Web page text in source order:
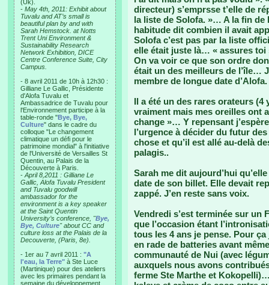
(Uk).
- May 4th, 2011: Exhibit about
Tuvalu and AT’s small is
beautiful plan by and with
Sarah Hemstock. at Notts
Trent Uni Environment &
Sustainability Research
Network Exhibition, DICE
Centre Conference Suite, City
Campus.
- 8 avril 2011 de 10h à 12h30 :
Gilliane Le Gallic, Présidente
d'Alofa Tuvalu et
Ambassadrice de Tuvalu pour
l'Environnement participe à la
table-ronde "Bye, Bye,
Culture" dans le cadre du
colloque "Le changement
climatique un défi pour le
patrimoine mondial" à l'initiative
de l'Université de Versailles St
Quentin, au Palais de la
Découverte à Paris.
- April 8,2011 : Gilliane Le
Gallic, Alofa Tuvalu President
and Tuvalu goodwill
ambassador for the
environment is a key speaker
at the Saint Quentin
University’s conference, "Bye,
Bye, Culture" about CC and
culture loss at the Palais de la
Decouverte, (Paris, 8e).
- 1er au 7 avril 2011 : "A
l'eau, la Terre" à Ste Luce
(Martinique) pour des ateliers
avec les primaires pendant la
semaine du développement
directeur) s’emprsse t’elle de
la liste de Solofa. »… A la fin de
habitude dit combien il avait
Solofa c’est pas par la liste
elle était juste là… « assures
On va voir ce que son ordre
était un des meilleurs de l’île…
membre de longue date d’Alofa.
Il a été un des rares orateurs
vraiment mais mes oreilles ont
change »… Y repensant
l’urgence à décider du futur
chose et qu’il est allé au-delà
palagis..
Sarah me dit aujourd’hui
date de son billet. Elle devait
zappé. J’en reste sans voix.
Vendredi s’est terminée sur un
que l’occasion étant
tous les 4 ans je pense. Pour
en rade de batteries avant
communauté de Nui (avec
auxquels nous avons
ferme Ste Marthe et